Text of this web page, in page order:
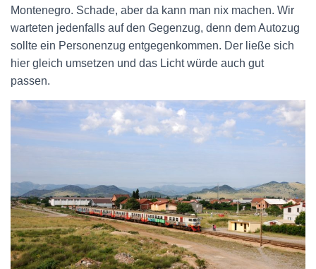
Montenegro. Schade, aber da kann man nix machen. Wir
warteten jedenfalls auf den Gegenzug, denn dem Autozug
sollte ein Personenzug entgegenkommen. Der ließe sich
hier gleich umsetzen und das Licht würde auch gut
passen.